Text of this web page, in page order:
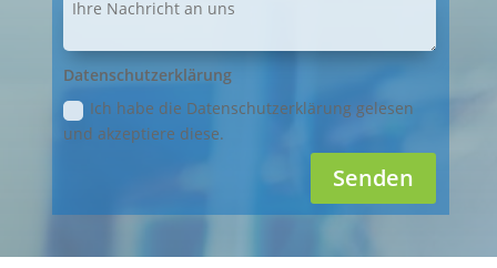
Datenschutzerklärung
Ich habe die Datenschutzerklärung gelesen
und akzeptiere diese.
Senden